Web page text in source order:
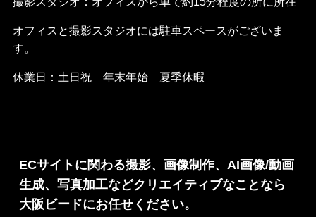
オフィスと撮影スタジオには駐車スペースがございま
す。
休業日：土日祝 年末年始 夏季休暇
ECサイトに関わる撮影、画像制作、AI画像/動画
生成、写真加工などクリエイティブなことなら
大阪ビードにお任せください。